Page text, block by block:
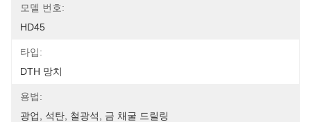
모델 번호:
HD45
타입:
DTH 망치
용법:
광업, 석탄, 철광석, 금 채굴 드릴링